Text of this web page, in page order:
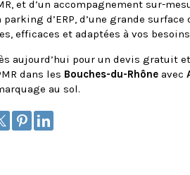
et d’un accompagnement sur-
d’ERP, d’une grande
efficaces et adaptées à vos
aujourd’hui pour un devis gratuit
dans les Bouches-du-Rhône avec
au sol.